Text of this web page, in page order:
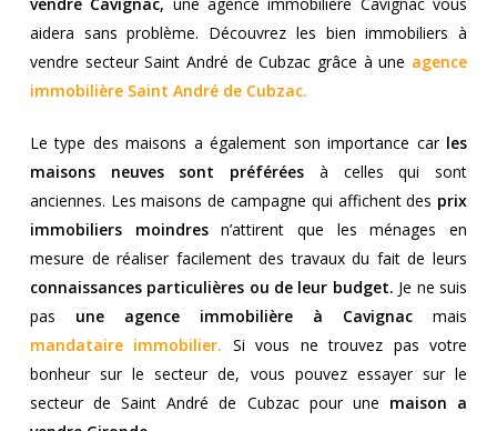
aidera sans problème. Découvrez les bien immobiliers à
vendre secteur Saint André de Cubzac grâce à une agence
immobilière Saint André de Cubzac.
Le type des maisons a également son importance car les
maisons neuves sont préférées à celles qui sont
anciennes. Les maisons de campagne qui affichent des prix
immobiliers moindresn’attirent que les ménages en
mesure de réaliser facilement des travaux du fait de leurs
connaissances particulières ou de leur budget. Je ne suis
pas une agence immobilière à Cavignac mais
mandataire immobilier. Si vous ne trouvez pas votre
bonheur sur le secteur de, vous pouvez essayer sur le
secteur de Saint André de Cubzac pour une maison a